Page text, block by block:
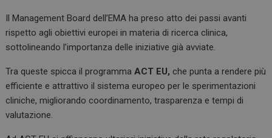
Il Management Board dell’EMA ha preso atto dei passi avanti
rispetto agli obiettivi europei in materia di ricerca clinica,
sottolineando l’importanza delle iniziative già avviate.
Tra queste spicca il programmaACT EU, che punta a rendere più
efficiente e attrattivo il sistema europeo per le sperimentazioni
cliniche, migliorando coordinamento, trasparenza e tempi di
valutazione.